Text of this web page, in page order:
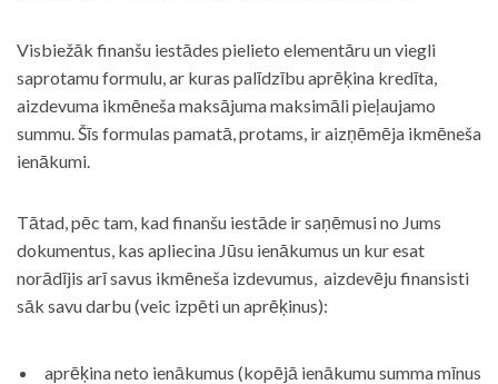
Visbiežāk finanšu iestādes pielieto elementāru un viegli
saprotamu formulu, ar kuras palīdzību aprēķina kredīta,
aizdevuma ikmēneša maksājuma maksimāli pieļaujamo
summu. Šīs formulas pamatā, protams, ir aizņēmēja ikmēneša
ienākumi.
Tātad, pēc tam, kad finanšu iestāde ir saņēmusi no Jums
dokumentus, kas apliecina Jūsu ienākumus un kur esat
norādījis arī savus ikmēneša izdevumus, aizdevēju finansisti
sāk savu darbu (veic izpēti un aprēķinus):
aprēķina neto ienākumus (kopējā ienākumu summa mīnus